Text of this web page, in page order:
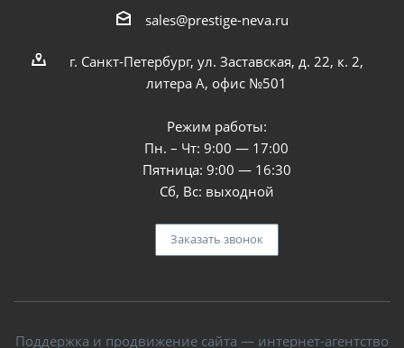
sales@prestige-neva.ru
г. Санкт-Петербург, ул. Заставская, д. 22, к. 2,
литера А, офис №501
Режим работы:
Пн. – Чт: 9:00 — 17:00
Пятница: 9:00 — 16:30
Сб, Вс: выходной
Заказать звонок
Поддержка и продвижение сайта — интернет-агентство